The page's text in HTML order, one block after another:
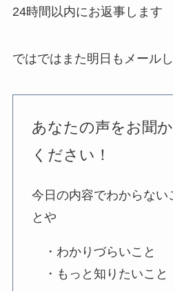
24時間以内にお返事します
ではではまた明日もメールし
あなたの声をお聞
ください！
今日の内容でわからない
とや
・わかりづらいこと
・もっと知りたいこと